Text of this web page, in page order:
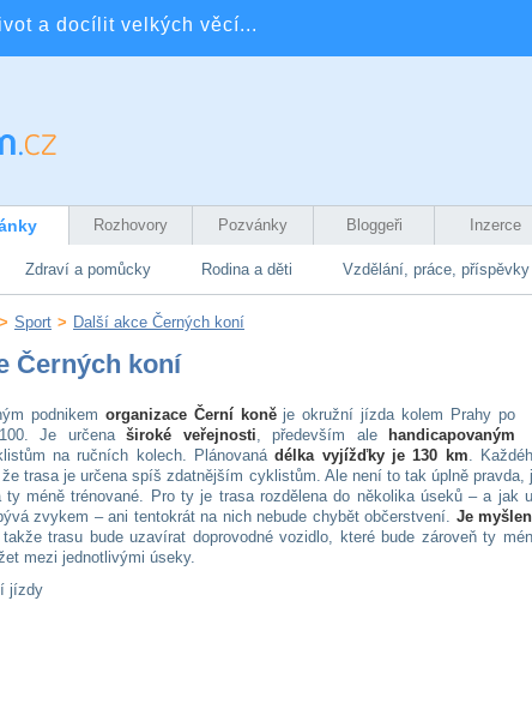
a docílit velkých věcí...
Rozhovory Pozvánky Bloggeři Inzerce
Zdraví a pomůcky Rodina a děti Vzdělání, práce, příspěvky
> Sport > Další akce Černých koní
Černých koní
podnikem organizace Černí koněje okružní jízda kolem Prahy po
Je určenaširoké veřejnosti, především ale
handicapovaným
na ručních kolech. Plánovanádélka vyjížďky je 130 km.
trasa je určena spíš zdatnějším cyklistům. Ale není to tak úplně pravda,
ty méně trénované. Pro ty je trasa rozdělena do několika úseků – a jak
zvykem – ani tentokrát na nich nebude chybět občerstvení. Je
trasu bude uzavírat doprovodné vozidlo, které bude zároveň ty
mezi jednotlivými úseky.